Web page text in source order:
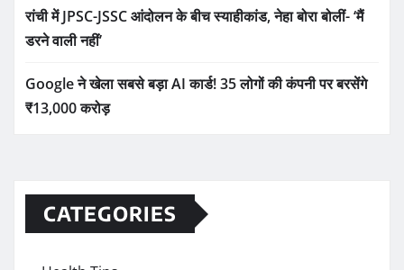
रांची में JPSC-JSSC आंदोलन के बीच स्याहीकांड, नेहा बोरा बोलीं- ‘मैं
डरने वाली नहीं’
Google ने खेला सबसे बड़ा AI कार्ड! 35 लोगों की कंपनी पर बरसेंगे
₹13,000 करोड़
CATEGORIES